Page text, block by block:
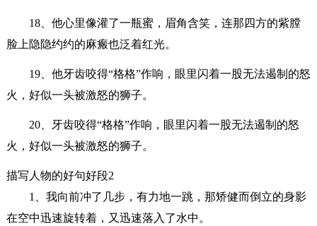
18、他心里像灌了一瓶蜜，眉角含笑，连那四方的紫膛
脸上隐隐约约的麻瘢也泛着红光。
19、他牙齿咬得“格格”作响，眼里闪着一股无法遏制的怒
火，好似一头被激怒的狮子。
20、牙齿咬得“格格”作响，眼里闪着一股无法遏制的怒
火，好似一头被激怒的狮子。
描写人物的好句好段2
1、我向前冲了几步，有力地一跳，那矫健而倒立的身影
在空中迅速旋转着，又迅速落入了水中。